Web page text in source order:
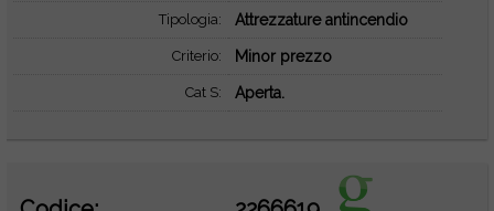
Tipologia: Attrezzature antincendio
Criterio: Minor prezzo
Cat S: Aperta.